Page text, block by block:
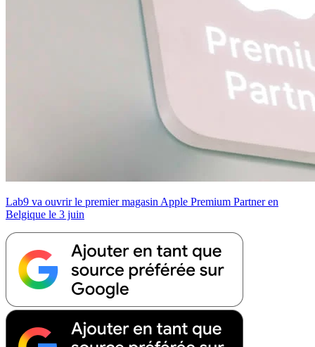
Lab9 va ouvrir le premier magasin Apple Premium Partner en
Belgique le 3 juin